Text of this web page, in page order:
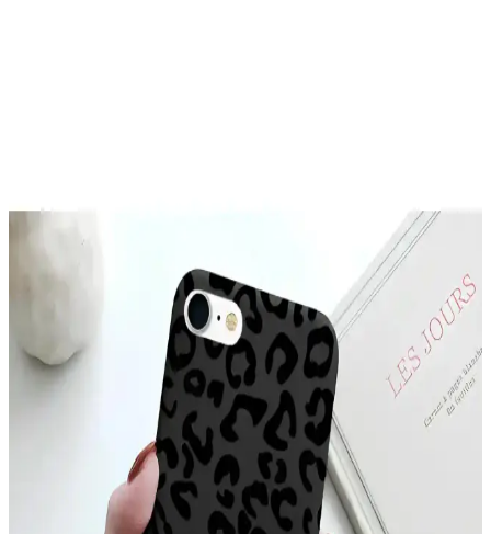
Sağlayan İnce Tasarım
McStorey MacBook Air Kılıfı, yüksek kaliteli TPU malzemeden
üretilmiş, şık tasarımıyla cihazınızı çizik ve darbelere karşı korur,
hafif ve estetik yapısıyla kullanım kolaylığı sağlar.
YoungKit Apple iPhone 14 Pro Max Kılıfı:
Dayanıklı ve Estetik Koruma Çözümü
YoungKit iPhone 14 Pro Max kılıfı, dayanıklı malzeme ve şeffaf
tasarımıyla üstün koruma sağlar, estetik ve fonksiyonelliği bir arada
sunar, çevre dostudur ve manyetik şarj uyumludur.
Xiaomi Mi 11 Ultra için Şık ve Koruyucu Altın
Kenarlı Silikon Kılıf